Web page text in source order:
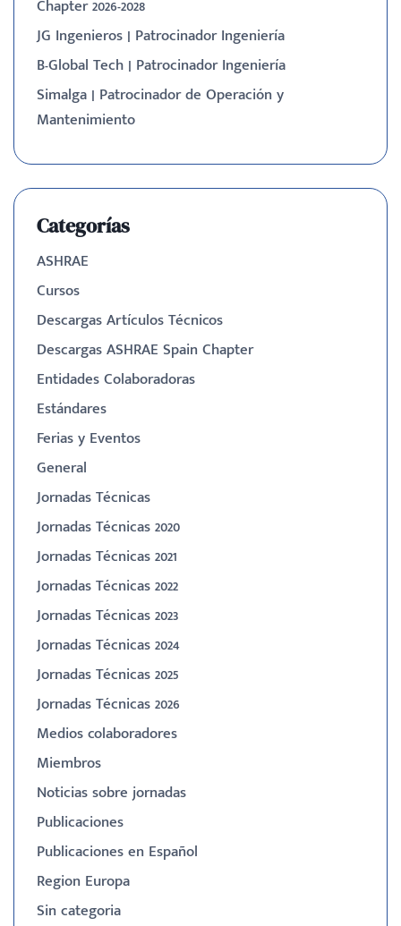
Chapter 2026-2028
JG Ingenieros | Patrocinador Ingeniería
B-Global Tech | Patrocinador Ingeniería
Simalga | Patrocinador de Operación y
Mantenimiento
Categorías
ASHRAE
Cursos
Descargas Artículos Técnicos
Descargas ASHRAE Spain Chapter
Entidades Colaboradoras
Estándares
Ferias y Eventos
General
Jornadas Técnicas
Jornadas Técnicas 2020
Jornadas Técnicas 2021
Jornadas Técnicas 2022
Jornadas Técnicas 2023
Jornadas Técnicas 2024
Jornadas Técnicas 2025
Jornadas Técnicas 2026
Medios colaboradores
Miembros
Noticias sobre jornadas
Publicaciones
Publicaciones en Español
Region Europa
Sin categoria